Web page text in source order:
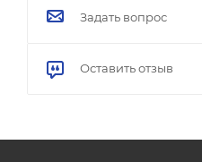
Задать вопрос
Оставить отзыв